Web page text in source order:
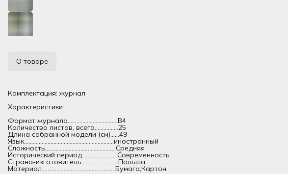
О товаре
Комплектация: журнал
Характеристики:
Формат журнала..................................В4
Количество листов, всего................25
Длина собранной модели (см)......49
Язык.............................................................иностранный
Сложность................................................Средняя
Исторический период........................Современность
Страна-изготовитель.........................Польша
Материал..................................................Бумага;Картон